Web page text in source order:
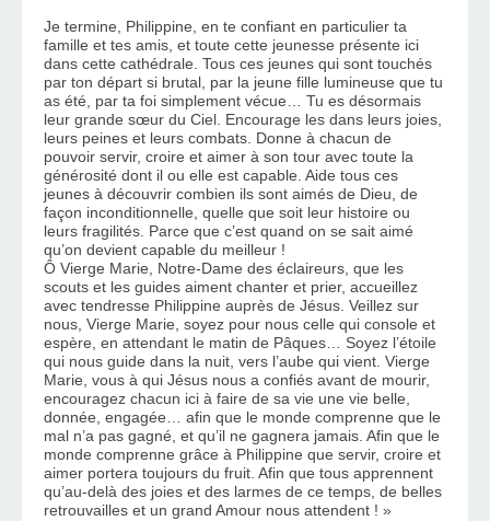
Je termine, Philippine, en te confiant en particulier ta
famille et tes amis, et toute cette jeunesse présente ici
dans cette cathédrale. Tous ces jeunes qui sont touchés
par ton départ si brutal, par la jeune fille lumineuse que tu
as été, par ta foi simplement vécue… Tu es désormais
leur grande sœur du Ciel. Encourage les dans leurs joies,
leurs peines et leurs combats. Donne à chacun de
pouvoir servir, croire et aimer à son tour avec toute la
générosité dont il ou elle est capable. Aide tous ces
jeunes à découvrir combien ils sont aimés de Dieu, de
façon inconditionnelle, quelle que soit leur histoire ou
leurs fragilités. Parce que c’est quand on se sait aimé
qu’on devient capable du meilleur !
Ô Vierge Marie, Notre-Dame des éclaireurs, que les
scouts et les guides aiment chanter et prier, accueillez
avec tendresse Philippine auprès de Jésus. Veillez sur
nous, Vierge Marie, soyez pour nous celle qui console et
espère, en attendant le matin de Pâques… Soyez l’étoile
qui nous guide dans la nuit, vers l’aube qui vient. Vierge
Marie, vous à qui Jésus nous a confiés avant de mourir,
encouragez chacun ici à faire de sa vie une vie belle,
donnée, engagée… afin que le monde comprenne que le
mal n’a pas gagné, et qu’il ne gagnera jamais. Afin que le
monde comprenne grâce à Philippine que servir, croire et
aimer portera toujours du fruit. Afin que tous apprennent
qu’au-delà des joies et des larmes de ce temps, de belles
retrouvailles et un grand Amour nous attendent ! »